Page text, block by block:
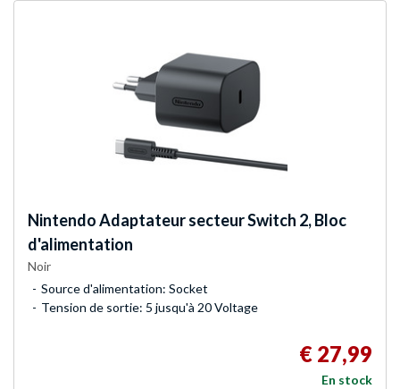
NintendoAdaptateur secteur Switch 2, Bloc
d'alimentation
Noir
Source d'alimentation: Socket
Tension de sortie: 5 jusqu'à 20 Voltage
€ 27,99
En stock